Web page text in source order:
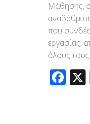
Μάθησης,
που
εργασίας,
όλους τους